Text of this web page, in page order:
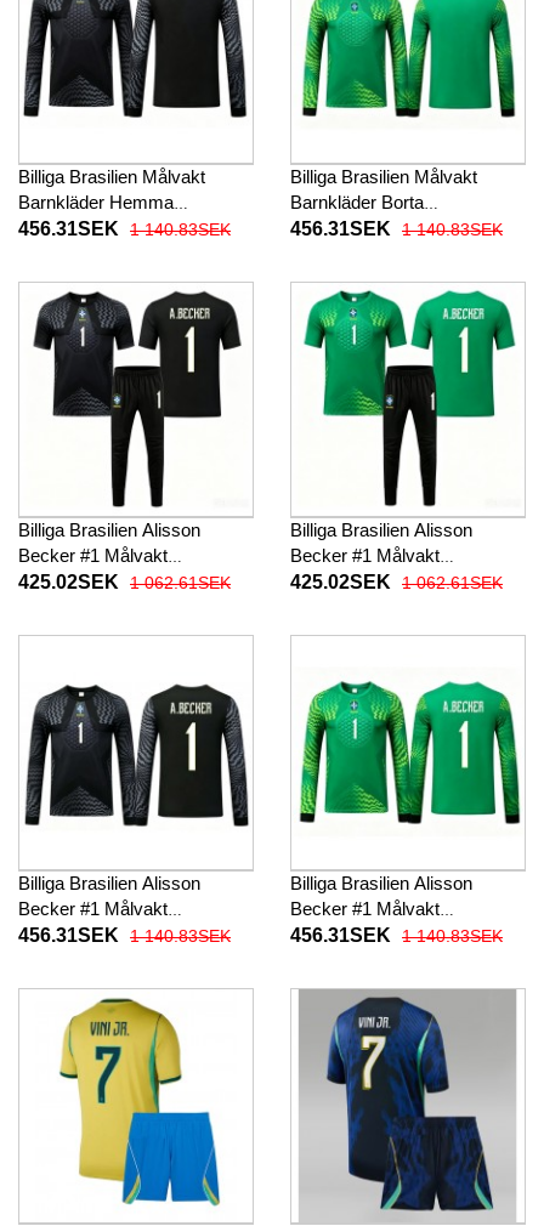
Billiga Brasilien Målvakt
Barnkläder Hemma
fotbollskläder till baby VM
byxor)
456.31SEK 1 140.83SEK
Billiga Brasilien Målvakt
Barnkläder Borta
fotbollskläder till baby VM
byxor)
456.31SEK 1 140.83SEK
Billiga Brasilien Alisson
Becker #1 Målvakt
Barnkläder Hemma
2026 Kortärmad (+ Korta
425.02SEK 1 062.61SEK
Billiga Brasilien Alisson
Becker #1 Målvakt
Barnkläder Borta
2026 Kortärmad (+ Korta
425.02SEK 1 062.61SEK
Billiga Brasilien Alisson
Becker #1 Målvakt
Barnkläder Hemma
2026 Långärmad (+ Korta
456.31SEK 1 140.83SEK
Billiga Brasilien Alisson
Becker #1 Målvakt
Barnkläder Borta
2026 Långärmad (+ Korta
byxor)
456.31SEK 1 140.83SEK